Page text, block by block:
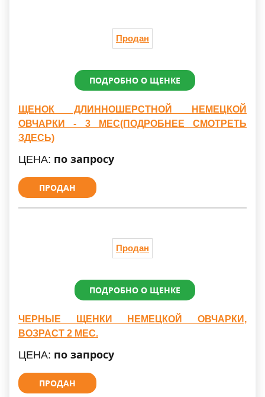
Продан
ПОДРОБНО О ЩЕНКЕ
ЩЕНОК ДЛИННОШЕРСТНОЙ НЕМЕЦКОЙ
ОВЧАРКИ - 3 МЕС(ПОДРОБНЕЕ СМОТРЕТЬ
ЗДЕСЬ)
ЦЕНА: по запросу
ПРОДАН
Продан
ПОДРОБНО О ЩЕНКЕ
ЧЕРНЫЕ ЩЕНКИ НЕМЕЦКОЙ ОВЧАРКИ,
ВОЗРАСТ 2 МЕС.
ЦЕНА: по запросу
ПРОДАН